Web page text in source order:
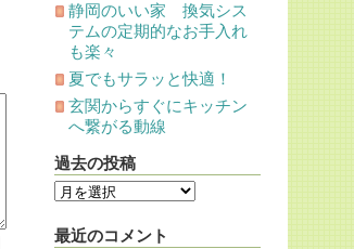
静岡のいい家 換気シス
テムの定期的なお手入れ
も楽々
夏でもサラッと快適！
玄関からすぐにキッチン
へ繋がる動線
過去の投稿
過
去
投
稿
最近のコメント